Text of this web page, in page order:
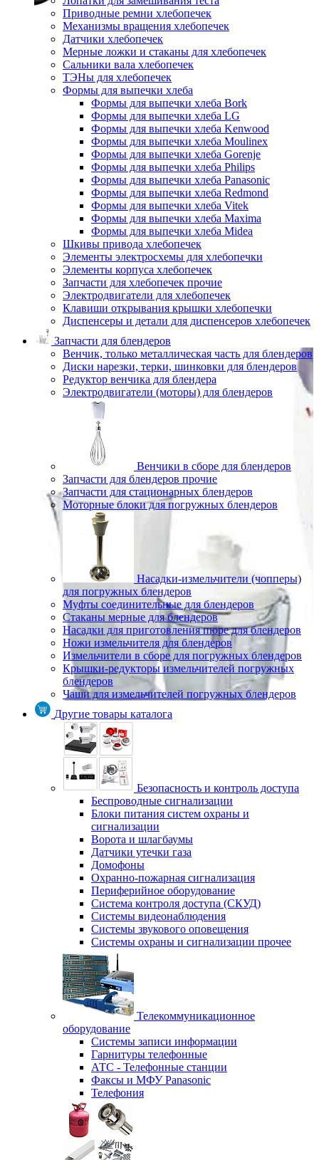
Приводные ремни хлебопечек
Механизмы вращения хлебопечек
Датчики хлебопечек
Мерные ложки и стаканы для хлебопечек
Сальники вала хлебопечек
ТЭНы для хлебопечек
Формы для выпечки хлеба
Формы для выпечки хлеба Bork
Формы для выпечки хлеба LG
Формы для выпечки хлеба Kenwood
Формы для выпечки хлеба Moulinex
Формы для выпечки хлеба Gorenje
Формы для выпечки хлеба Philips
Формы для выпечки хлеба Panasonic
Формы для выпечки хлеба Redmond
Формы для выпечки хлеба Vitek
Формы для выпечки хлеба Maxima
Формы для выпечки хлеба Midea
Шкивы привода хлебопечек
Элементы электросхемы для хлебопечки
Элементы корпуса хлебопечек
Запчасти для хлебопечек прочие
Электродвигатели для хлебопечек
Клавиши открывания крышки хлебопечки
Диспенсеры и детали для диспенсеров хлебопечек
Запчасти для блендеров
Венчик, только металлическая часть для блендеров
Диски нарезки, терки, шинковки для блендеров
Редуктор венчика для блендера
Электродвигатели (моторы) для блендеров
Венчики в сборе для блендеров
Запчасти для блендеров прочие
Запчасти для стационарных блендеров
Моторные блоки для погружных блендеров
Насадки-измельчители (чопперы)
для погружных блендеров
Муфты соединительные для блендеров
Стаканы мерные для блендеров
Насадки для приготовления пюре для блендеров
Ножи измельчителя для блендеров
Измельчители в сборе для погружных блендеров
Крышки-редукторы измельчителей погружных
блендеров
Чаши для измельчителей погружных блендеров
Другие товары каталога
Безопасность и контроль доступа
Беспроводные сигнализации
Блоки питания систем охраны и
сигнализации
Ворота и шлагбаумы
Датчики утечки газа
Домофоны
Охранно-пожарная сигнализация
Периферийное оборудование
Система контроля доступа (СКУД)
Системы видеонаблюдения
Системы звукового оповещения
Системы охраны и сигнализации прочее
Телекоммуникационное
оборудование
Системы записи информации
Гарнитуры телефонные
АТС - Телефонные станции
Факсы и МФУ Panasonic
Телефония